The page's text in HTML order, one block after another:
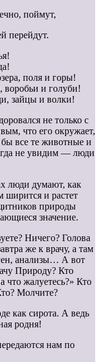
поймут,
перейдут.
поля и горы!
воробьи и голуби!
зайцы и волки!
не только с
что его окружает,
все те животные и
не увидим — люди
люди думают, как
и растет
природы
значение.
Ничего? Голова
же к врачу, а там
анализы… А вот
Природу? Кто
что жалуетесь?» Кто
Молчите?
как сирота. А ведь
родня!
нам по